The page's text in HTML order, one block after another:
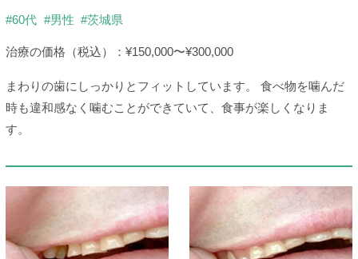
#60代 #男性 #茨城県
治療の価格（税込）：¥150,000〜¥300,000
まわりの歯にしっかりとフィットしています。 食べ物を噛んだ
時も違和感なく噛むことができていて、食事が楽しくなりま
す。